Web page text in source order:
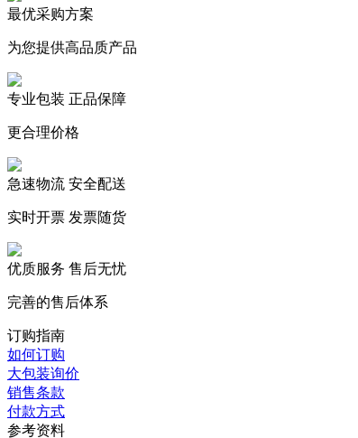
10
为您提供高品质产品
更合理价格
实时开票 发票随货
完善的售后体系
订购指南
如何订购
大包装询价